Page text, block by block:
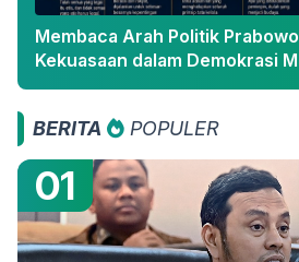
Membaca Arah Politik
Kekuasaan dalam Demokrasi
BERITA POPULER
01